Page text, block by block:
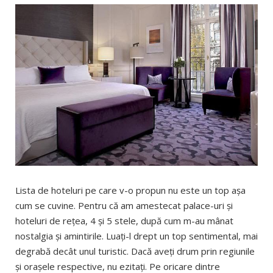
Lista de hoteluri pe care v-o propun nu este un top aşa
cum se cuvine. Pentru că am amestecat palace-uri şi
hoteluri de reţea, 4 şi 5 stele, după cum m-au mânat
nostalgia şi amintirile. Luaţi-l drept un top sentimental, mai
degrabă decât unul turistic. Dacă aveţi drum prin regiunile
şi oraşele respective, nu ezitaţi. Pe oricare dintre